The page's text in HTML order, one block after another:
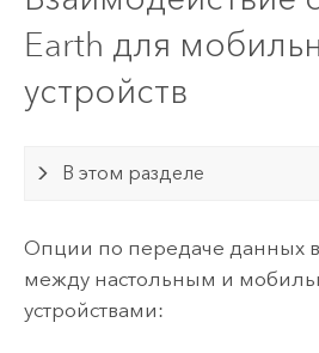
Earth для
устройств
В этом разделе
Опции по передаче данных в
между настольным и
устройствами: